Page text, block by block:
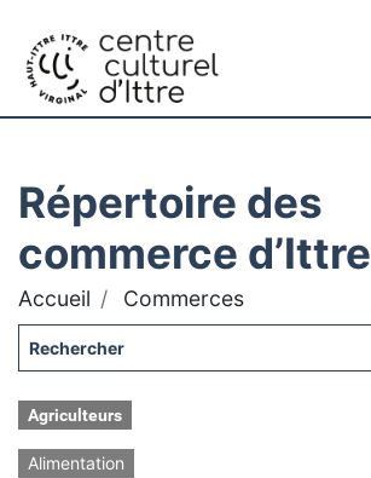
Répertoire des
commerce d’Ittre
Accueil Commerces
Agriculteurs
Alimentation